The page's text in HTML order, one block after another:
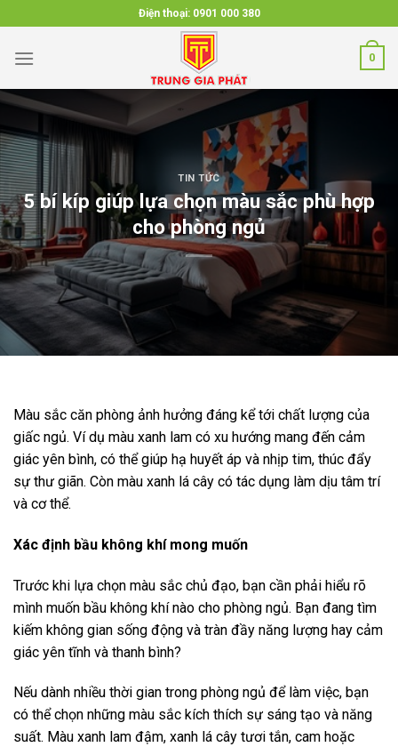
to
content
Điện thoại: 0901 000 380
0
TIN TỨC
5 bí kíp giúp lựa chọn màu sắc phù hợp
cho phòng ngủ
Màu sắc căn phòng ảnh hưởng đáng kể tới chất lượng của
giấc ngủ. Ví dụ màu xanh lam có xu hướng mang đến cảm
giác yên bình, có thể giúp hạ huyết áp và nhịp tim, thúc đẩy
sự thư giãn. Còn màu xanh lá cây có tác dụng làm dịu tâm trí
và cơ thể.
Xác định bầu không khí mong muốn
Trước khi lựa chọn màu sắc chủ đạo, bạn cần phải hiểu rõ
mình muốn bầu không khí nào cho phòng ngủ. Bạn đang tìm
kiếm không gian sống động và tràn đầy năng lượng hay cảm
giác yên tĩnh và thanh bình?
Nếu dành nhiều thời gian trong phòng ngủ để làm việc, bạn
có thể chọn những màu sắc kích thích sự sáng tạo và năng
suất. Màu xanh lam đậm, xanh lá cây tươi tắn, cam hoặc